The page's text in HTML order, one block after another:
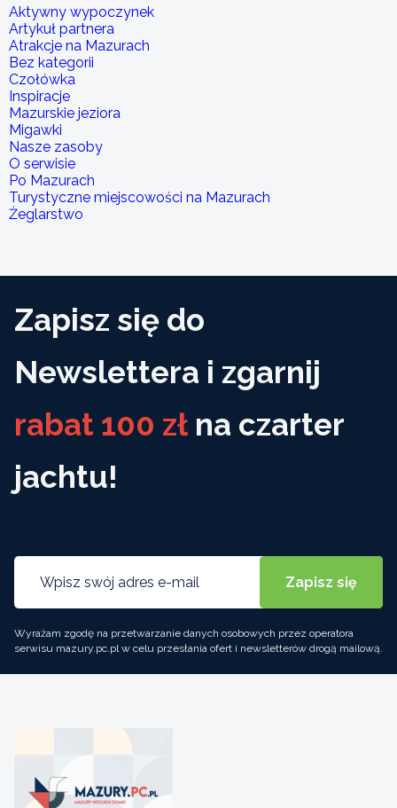
Aktywny wypoczynek
Artykuł partnera
Atrakcje na Mazurach
Bez kategorii
Czołówka
Inspiracje
Mazurskie jeziora
Migawki
Nasze zasoby
O serwisie
Po Mazurach
Turystyczne miejscowości na Mazurach
Żeglarstwo
Zapisz się do
Newslettera i zgarnij
rabat 100 zł na czarter
jachtu!
Wyrażam zgodę na przetwarzanie danych osobowych przez operatora
serwisu mazury.pc.pl w celu przesłania ofert i newsletterów drogą mailową.